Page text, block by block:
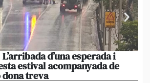
d’una esperada i
estival acompanyada de
treva